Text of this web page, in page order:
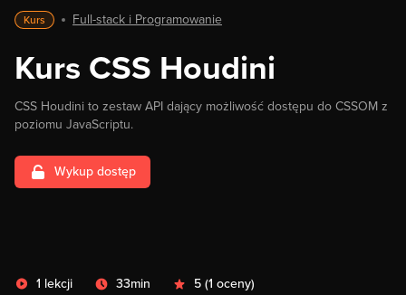
Kurs Full-stack i Programowanie
Kurs CSS Houdini
CSS Houdini to zestaw API dający możliwość dostępu do CSSOM z
poziomu JavaScriptu.
Wykup dostęp
1 lekcji 33min 5 (1 oceny)